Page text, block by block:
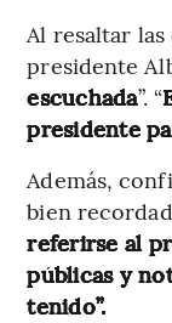
Al resaltar
presidente
escuchada”. “
presidente
Además,
bien
referirse al
públicas y
tenido”.